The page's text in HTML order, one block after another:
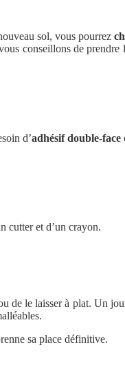
sol, vous pourrez
conseillons de prendre
d’adhésif double-face
cutter et d’un crayon.
de le laisser à plat. Un
sa place définitive.